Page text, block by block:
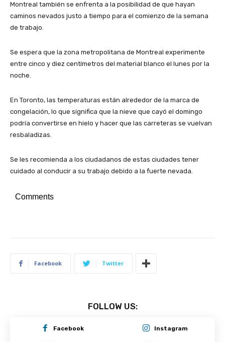
Montreal también se enfrenta a la posibilidad de que hayan
caminos nevados justo a tiempo para el comienzo de la semana
de trabajo.
Se espera que la zona metropolitana de Montreal experimente
entre cinco y diez centímetros del material blanco el lunes por la
noche.
En Toronto, las temperaturas están alrededor de la marca de
congelación, lo que significa que la nieve que cayó el domingo
podría convertirse en hielo y hacer que las carreteras se vuelvan
resbaladizas.
Se les recomienda a los ciudadanos de estas ciudades tener
cuidado al conducir a su trabajo debido a la fuerte nevada.
Comments
Facebook Twitter
FOLLOW US:
Facebook Instagram